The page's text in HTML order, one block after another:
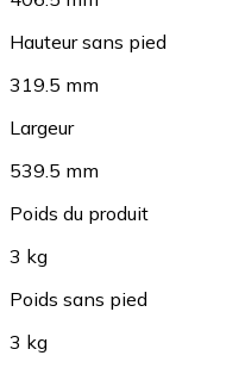
Hauteur sans pied
319.5 mm
Largeur
539.5 mm
Poids du produit
3 kg
Poids sans pied
3 kg